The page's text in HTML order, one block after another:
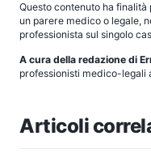
Questo contenuto ha
un parere medico o legale,
professionista sul singolo
A cura della redazione di
professionisti medico-legali
Articoli